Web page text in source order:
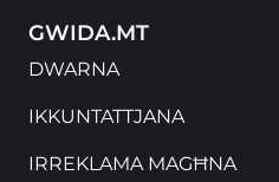
GWIDA.MT
DWARNA
IKKUNTATTJANA
IRREKLAMA MAGĦNA